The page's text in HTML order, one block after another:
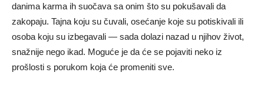
danima karma ih suočava sa onim što su pokušavali da
zakopaju. Tajna koju su čuvali, osećanje koje su potiskivali ili
osoba koju su izbegavali — sada dolazi nazad u njihov život,
snažnije nego ikad. Moguće je da će se pojaviti neko iz
prošlosti s porukom koja će promeniti sve.